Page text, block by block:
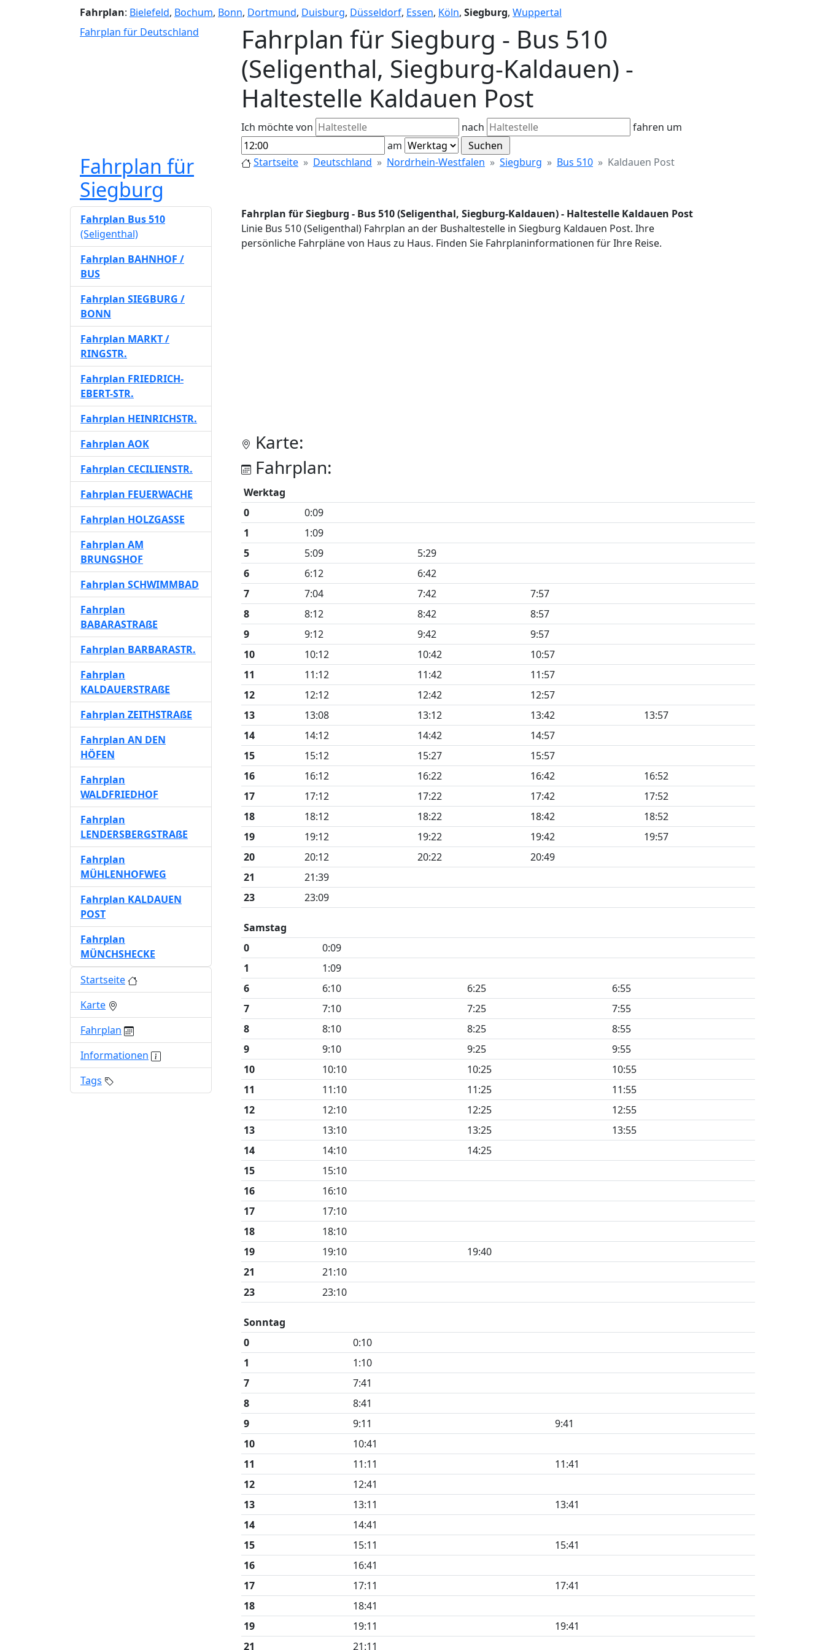
Fahrplan: Bielefeld, Bochum, Bonn, Dortmund, Duisburg, Düsseldorf, Essen, Köln, Siegburg, Wuppertal
Fahrplan für Deutschland
Fahrplan für Siegburg - Bus 510
(Seligenthal, Siegburg-Kaldauen) -
Haltestelle Kaldauen Post
Ich möchte von nach
fahren um
am
Fahrplan für
Siegburg
Startseite Deutschland Nordrhein-Westfalen Siegburg Bus 510 Kaldauen Post
Fahrplan für Siegburg - Bus 510 (Seligenthal, Siegburg-Kaldauen) - Haltestelle Kaldauen Post
Linie Bus 510 (Seligenthal) Fahrplan an der Bushaltestelle in Siegburg Kaldauen Post. Ihre
persönliche Fahrpläne von Haus zu Haus. Finden Sie Fahrplaninformationen für Ihre Reise.
Karte:
Fahrplan:
Werktag
0
0:09
1
1:09
5
5:09
5:29
6
6:12
6:42
7
7:04 7:42
7:57
8
8:12 8:42
8:57
9
9:12 9:42
9:57
10
10:12 10:42
10:57
11
11:12 11:42
11:57
12
12:12 12:42
12:57
13
13:08 13:12 13:42
13:57
14
14:12 14:42
14:57
15
15:12 15:27
15:57
16
16:12 16:22 16:42
16:52
17
17:12 17:22 17:42
17:52
18
18:12 18:22 18:42
18:52
19
19:12 19:22 19:42
19:57
20
20:12 20:22
20:49
21
21:39
23
23:09
Samstag
0
0:09
1
1:09
6
6:10 6:25
6:55
7
7:10 7:25
7:55
8
8:10 8:25
8:55
9
9:10 9:25
9:55
10
10:10 10:25
10:55
11
11:10 11:25
11:55
12
12:10 12:25
12:55
13
13:10 13:25
13:55
14
14:10
14:25
15
15:10
16
16:10
17
17:10
18
18:10
19
19:10
19:40
21
21:10
23
23:10
Sonntag
0
0:10
1
1:10
7
7:41
8
8:41
9
9:11
9:41
10
10:41
11
11:11
11:41
12
12:41
13
13:11
13:41
14
14:41
15
15:11
15:41
16
16:41
17
17:11
17:41
18
18:41
19
19:11
19:41
21
21:11
Fahrplan Bus 510
(Seligenthal)
Fahrplan BAHNHOF /
BUS
Fahrplan SIEGBURG /
BONN
Fahrplan MARKT /
RINGSTR.
Fahrplan FRIEDRICH-
EBERT-STR.
Fahrplan HEINRICHSTR.
Fahrplan AOK
Fahrplan CECILIENSTR.
Fahrplan FEUERWACHE
Fahrplan HOLZGASSE
Fahrplan AM
BRUNGSHOF
Fahrplan SCHWIMMBAD
Fahrplan
BABARASTRAßE
Fahrplan BARBARASTR.
Fahrplan
KALDAUERSTRAßE
Fahrplan ZEITHSTRAßE
Fahrplan AN DEN
HÖFEN
Fahrplan
WALDFRIEDHOF
Fahrplan
LENDERSBERGSTRAßE
Fahrplan
MÜHLENHOFWEG
Fahrplan KALDAUEN
POST
Fahrplan
MÜNCHSHECKE
Startseite
Karte
Fahrplan
Informationen
Tags